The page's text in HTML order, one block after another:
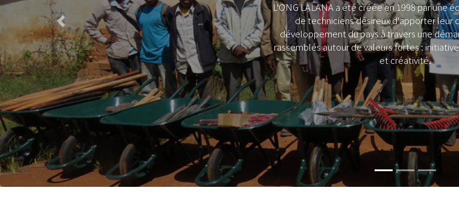
L'ONG LALANA a été créée en 1998 par une équipe
de techniciens désireux d'apporter leur
développement du pays à travers une démarche
rassemblés autour de valeurs fortes : initiative,
et créativité.
Previous